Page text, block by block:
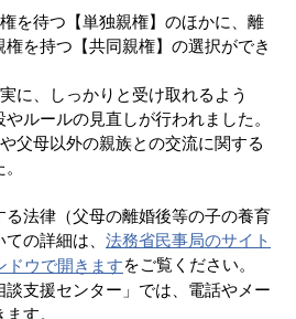
を待つ【単独親権】のほかに、離
を持つ【共同親権】の選択ができ
に、しっかりと受け取れるよう
ルールの見直しが行われました。
父母以外の親族との交流に関する
法律（父母の離婚後等の子の養育
の詳細は、 法務省民事局のサイト
をご覧ください。
支援センター」では、電話やメー
す。